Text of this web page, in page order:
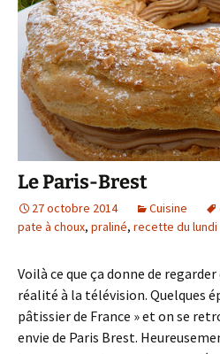
Le Paris-Brest
27 octobre 2014 Cuisine
pate à choux, praliné, recette du lundi
Voilà ce que ça donne de
réalité à la télévision. Quelques
pâtissier de France » et on se
envie de Paris Brest.